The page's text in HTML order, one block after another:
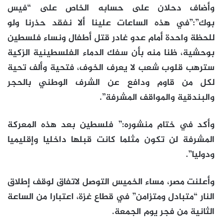
وأضاف دحلان على حسابه الخاص على “فيس
بوك”:”في هذه الساعات علينا ألا نفقد حذرنا ولو
للحظة واحدة أمام عدو غادر قتل أطفال ونساء فلسطين
بوحشية، ظنا منه بأن سفك الدماء الفلسطينية الزكية
سترهب قلوب شعب لا يعرف الخوف، فتحية وألف تحية
لكل من قاوم ودافع عن الشرف الوطني بالحجر
والبندقية والمواقف المشرفة”.
وأكد في ختام منشوره:” فلسطين بعد هذه المعركة
المشرفة لن تكون مثلما كانت قبلها داخليا وإقليميا
ودوليا”.
وأعلنت مصر، مساء الخميس التوصل لاتفاق لوقف إطلاق
النار “متبادل ومتزامن” في قطاع غزة، اعتبارا من الساعة
الثانية من فجر يوم الجمعة.